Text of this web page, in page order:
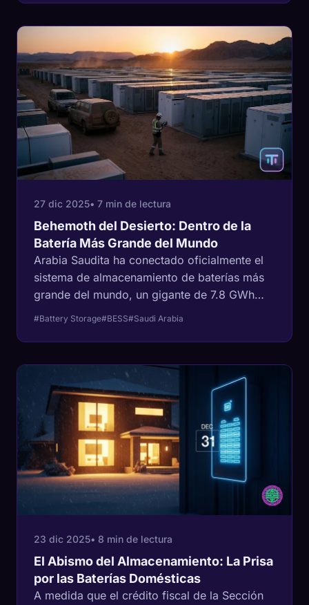
confiabilidad de la red.
27 dic 2025• 7 min de lectura
Behemoth del Desierto: Dentro de la
Batería Más Grande del Mundo
Arabia Saudita ha conectado oficialmente el
sistema de almacenamiento de baterías más
grande del mundo, un gigante de 7.8 GWh
que señala un cambio masivo en la
#Battery Storage#BESS#Saudi Arabia
23 dic 2025• 8 min de lectura
El Abismo del Almacenamiento: La Prisa
por las Baterías Domésticas
A medida que el crédito fiscal de la Sección